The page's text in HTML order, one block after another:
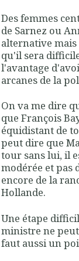
Des femmes
de Sarnez ou
alternative
qu'il sera
l'avantage
arcanes de la
On va me dire
que François
équidistant de
peut dire que
tour sans lui, il
modérée et pas
encore de la
Hollande.
Une étape
ministre ne
faut aussi un